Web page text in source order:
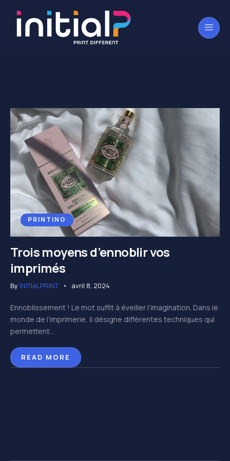
PRINTING
Trois moyens d’ennoblir vos
imprimés
By INITIALPRINT avril 8, 2024
Ennoblissement ! Le mot suffit à éveiller l’imagination. Dans le
monde de l’imprimerie, il désigne différentes techniques qui
permettent...
READ MORE